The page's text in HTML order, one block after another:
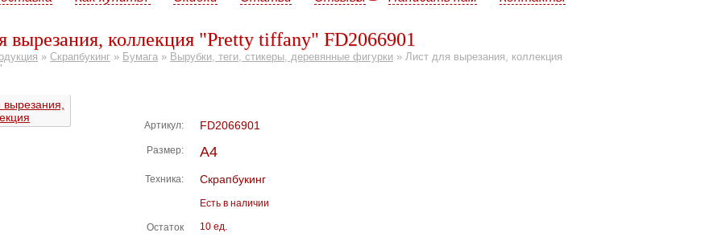
вырезания, коллекция "Pretty tiffany" FD2066901
» Скрапбукинг » Бумага » Вырубки, теги, стикеры, деревянные фигурки » Лист для вырезания, коллекция
Артикул: FD2066901
Размер: А4
Техника: Скрапбукинг
Есть в наличии
Остаток 10 ед.